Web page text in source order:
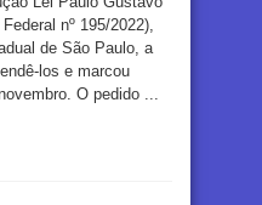
nº 195/2022),
de São Paulo, a
los e marcou
O pedido ...